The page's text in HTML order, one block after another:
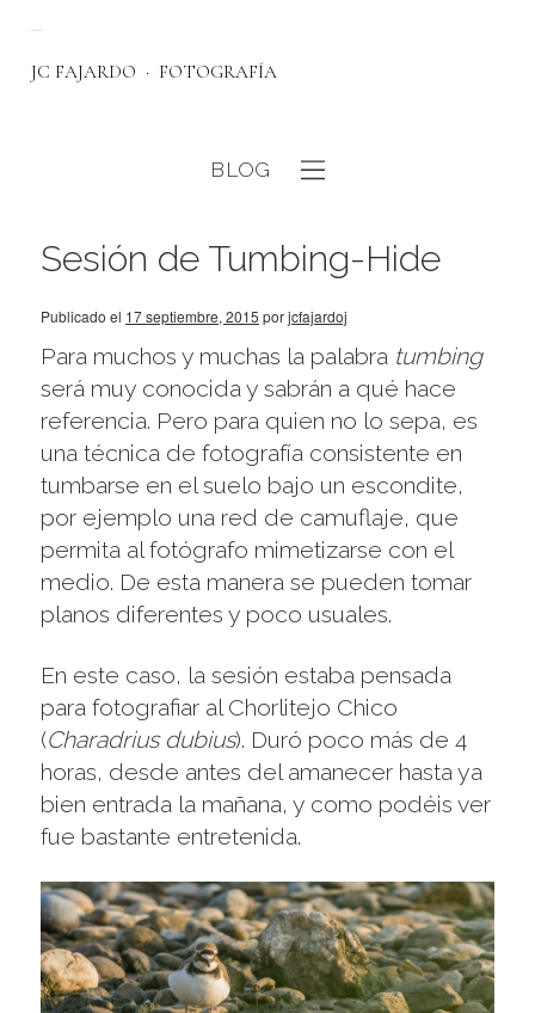
JC FAJARDO FOTOGRAFÍA
BLOG
Sesión de Tumbing-Hide
Publicado el 17 septiembre, 2015 porjcfajardoj
Para muchos y muchas la palabra tumbing
será muy conocida y sabrán a qué hace
referencia. Pero para quien no lo sepa, es
una técnica de fotografía consistente en
tumbarse en el suelo bajo un escondite,
por ejemplo una red de camuflaje, que
permita al fotógrafo mimetizarse con el
medio. De esta manera se pueden tomar
planos diferentes y poco usuales.
En este caso, la sesión estaba pensada
para fotografiar al Chorlitejo Chico
(Charadrius dubius). Duró poco más de 4
horas, desde antes del amanecer hasta ya
bien entrada la mañana, y como podéis ver
fue bastante entretenida.